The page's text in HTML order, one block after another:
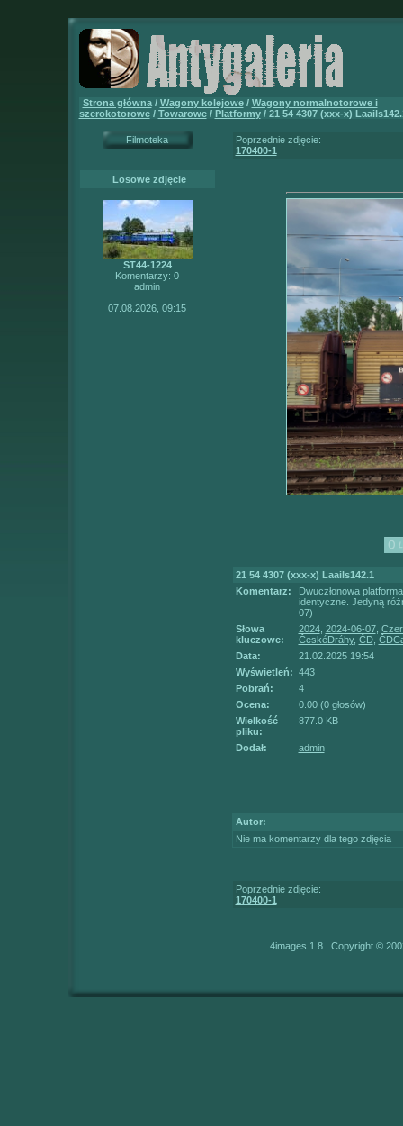
Strona główna/ Wagony kolejowe/ Wagony normalnotorowe i
szerokotorowe/ Towarowe/ Platformy/ 21 54 4307 (xxx-x)
Filmoteka
Losowe zdjęcie
ST44-1224
Komentarzy: 0
admin
07.08.2026, 09:15
Poprzednie zdjęcie:
170400-1
21 54 4307 (xxx-x) Laails142.1
Komentarz:
Dwuczłonowa
identyczne. Jedyną
07)
Słowa
kluczowe:
2024, 2024-06-07,
ČeskéDráhy, ČD,
Data:
21.02.2025 19:54
Wyświetleń: 443
Pobrań:
4
Ocena:
0.00 (0 głosów)
Wielkość
pliku:
877.0 KB
Dodał: admin
Autor:
Nie ma komentarzy dla tego zdjęcia
Poprzednie zdjęcie:
170400-1
4images 1.8 Copyright ©